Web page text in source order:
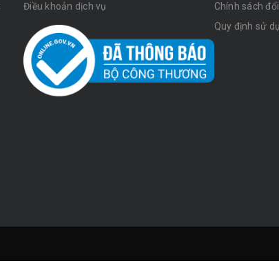
Điều khoản dịch vụ
Chính sách
Quy định sử